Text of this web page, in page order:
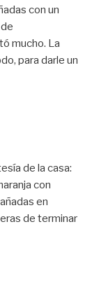
con un
mucho. La
para darle un
de la casa:
con
en
de terminar